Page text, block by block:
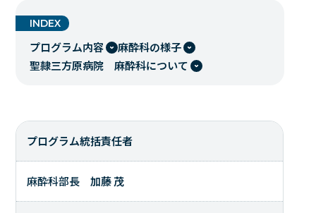
INDEX
プログラム内容
麻酔科の様子
聖隷三方原病院 麻酔科について
プログラム統括責任者
麻酔科部長加藤 茂